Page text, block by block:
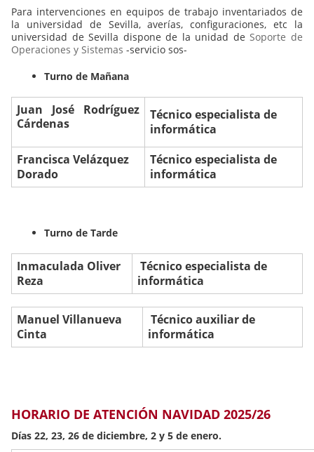
Para intervenciones en equipos de trabajo inventariados de
la universidad de Sevilla, averías, configuraciones, etc la
universidad de Sevilla dispone de la unidad deSoporte de
Operaciones y Sistemas -servicio sos-
Turno de Mañana
Juan José Rodríguez
Cárdenas
Técnicoespecialista de
informática
Francisca Velázquez
Dorado
Técnicoespecialista de
informática
Turno de Tarde
Inmaculada Oliver
Reza
Técnico especialista de
informática
Manuel Villanueva
Cinta
Técnico auxiliar de
informática
HORARIO DE ATENCIÓN NAVIDAD 2025/26
Días 22, 23, 26 de diciembre, 2 y 5 de enero.